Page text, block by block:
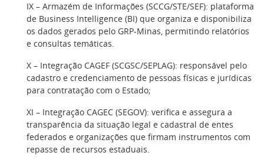
IX – Armazém de Informações (SCCG/STE/SEF): plataforma
de Business Intelligence (BI) que organiza e disponibiliza
os dados gerados pelo GRP-Minas, permitindo relatórios
e consultas temáticas.
X – Integração CAGEF (SCGSC/SEPLAG): responsável pelo
cadastro e credenciamento de pessoas físicas e jurídicas
para contratação com o Estado;
XI – Integração CAGEC (SEGOV): verifica e assegura a
transparência da situação legal e cadastral de entes
federados e organizações que firmam instrumentos com
repasse de recursos estaduais.